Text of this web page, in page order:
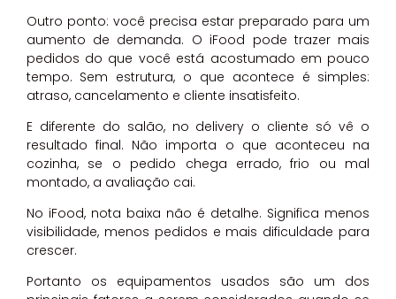
Outro ponto: você precisa estar preparado para um
aumento de demanda. O iFood pode trazer mais
pedidos do que você está acostumado em pouco
tempo. Sem estrutura, o que acontece é simples:
atraso, cancelamento e cliente insatisfeito.
E diferente do salão, no delivery o cliente só vê o
resultado final. Não importa o que aconteceu na
cozinha, se o pedido chega errado, frio ou mal
montado, a avaliação cai.
No iFood, nota baixa não é detalhe. Significa menos
visibilidade, menos pedidos e mais dificuldade para
crescer.
Portanto os equipamentos usados são um dos